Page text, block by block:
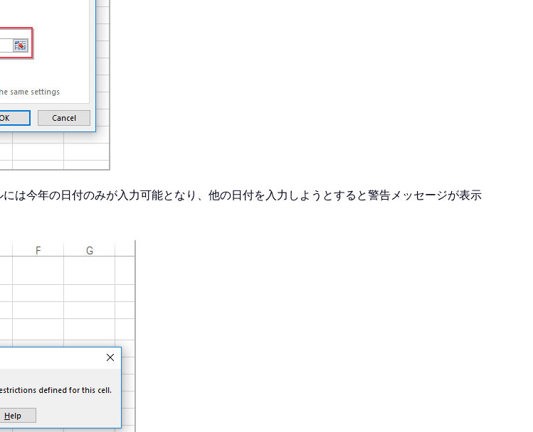
は今年の日付のみが入力可能となり、他の日付を入力しようとすると警告メッセージが表示